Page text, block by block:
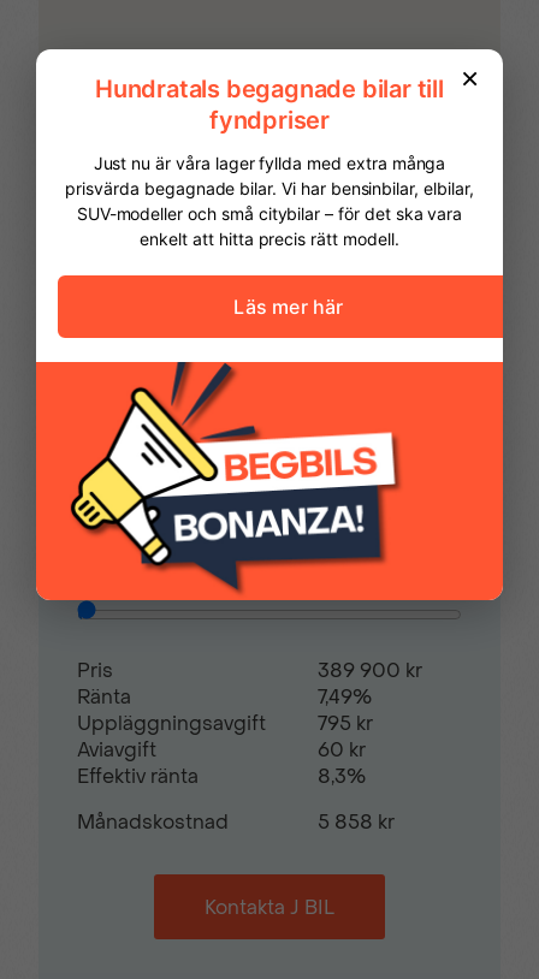
Airbag passagerare
Akustikrutor
Autobroms
Avstängningsbar
Backstartshjälp Broms-assistans
Centrallås (fjärrstyrt) Delbart baksäte
Digitalradio (DAB) Digitalt mätarhus
Dimljus fram Elhissar (fram)
Elinfällbara sidospeglar
Eluppvärmda
FINANSIERING
Vi hjälper dig att ordna finansiering av
månadskostnad och även göra en
ansökan online.
Kontantinsats97 475,00 kr
Avbetalningstid60månader
Pris
389 900 kr
Ränta
7,49%
Uppläggningsavgift
795 kr
Aviavgift
60 kr
Effektiv ränta
8,3%
Månadskostnad
5 858 kr
Kontakta J BIL